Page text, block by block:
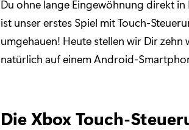
Du ohne lange Eingewöhnung direkt
ist unser erstes Spiel mit Touch-
umgehauen! Heute stellen wir Dir
natürlich auf einem Android-
Die Xbox Touch-